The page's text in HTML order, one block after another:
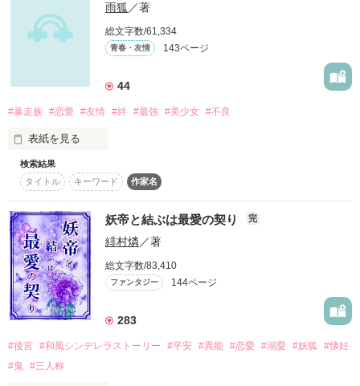
そんな彼女と新撰組の物語。
初めての小説です！
グダグダですが、
暖かい目で読んでやってください(*^_^*)
なっかなか歴史上の事件に辿りつかないこの小説←
歴史に忠実なほうがいい！
「この枝を投げるから、取ってきてね！」
「……………犬ころ扱いするな」
平安王朝風ファンタジー
レビューありがとうございます
椛ちあき様／氷月あや様
「…相変わらず、
「あぁ…、団子の命は、
「団子を人の命に例えるなアホ。」
*:.＊.:*:｡∞｡:*:.＊.:*:｡∞｡:*:.＊.:* *:.＊.:*:｡∞
この小説は、タイトルの通り、
『新撰組と妖狐ちゃん！』の続きです！
先にそちらを読む事をオススメしますっ
ーーーーーーーーーーーーーーーーーー
＊歴史に忠実ではありません！
作者の妄想に塩コショウ少々程度で
狐のお面で顔を隠した少女は九尾。
人間は敵。
必要なのは人間じゃなくて妖怪だ。
人間が妖怪に勝てるわけないんだから。
少女が初めて心から信じた人間。
人間を、初めて信じたいと思ったきっかけをくれた人間。
雨狐／著
総文字数/61,334
青春・友情 143ページ
44
#暴走族 #恋愛 #友情 #絆 #最強 #美少女 #不良
表紙を見る
海炎
まるで海に上がる炎のようだと言われる
その暴走族は世界一の座に君臨する
だが海炎の総長は代々秘密にされていて
検索結果
タイトル
キーワード 作家名
妖帝と結ぶは最愛の契り 完
緋村燐／著
総文字数/83,410
ファンタジー 144ページ
283
#後宮 #和風シンデレラストーリー #平安 #異能 #恋愛 #溺愛 #妖狐
#懐妊
#鬼 #三人称